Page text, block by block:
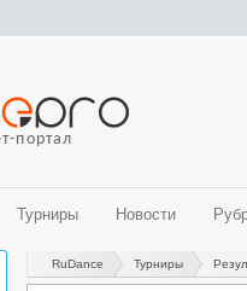
портал
Турниры Новости
RuDance Турниры